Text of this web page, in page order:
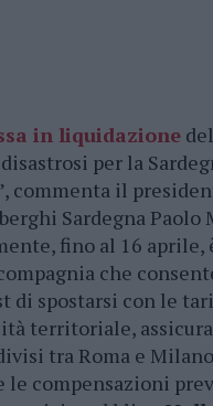
in liquidazione
per la
commenta il
Sardegna Paolo
fino al 16 aprile,
che
di spostarsi con le
territoriale,
tra Roma e
le compensazioni